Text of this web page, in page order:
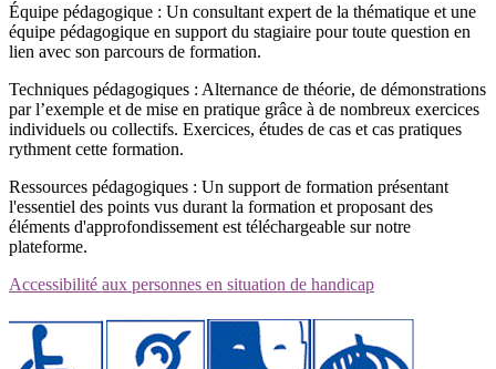
Équipe pédagogique : Un consultant expert de la thématique et une
équipe pédagogique en support du stagiaire pour toute question en
lien avec son parcours de formation.
Techniques pédagogiques : Alternance de théorie, de démonstrations
par l’exemple et de mise en pratique grâce à de nombreux exercices
individuels ou collectifs. Exercices, études de cas et cas pratiques
rythment cette formation.
Ressources pédagogiques : Un support de formation présentant
l'essentiel des points vus durant la formation et proposant des
éléments d'approfondissement est téléchargeable sur notre
plateforme.
Accessibilité aux personnes en situation de handicap